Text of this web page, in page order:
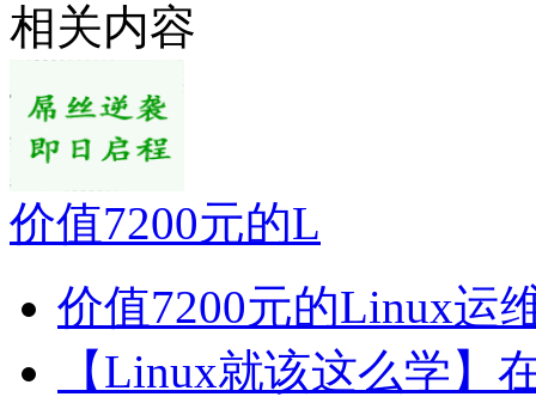
相关内容
价值7200元的L
价值7200元的Linux运
【Linux就该这么学】